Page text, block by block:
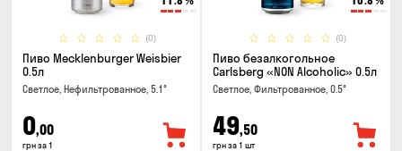
(0)
Пиво Mecklenburger Weisbier
0.5л
Светлое, Нефильтрованное, 5.1°
0,00
грн за 1
(0)
Пиво безалкогольное
Carlsberg «NON Alcoholic» 0.5л
Светлое, Фильтрованное, 0.5°
49,50
грн за 1 шт